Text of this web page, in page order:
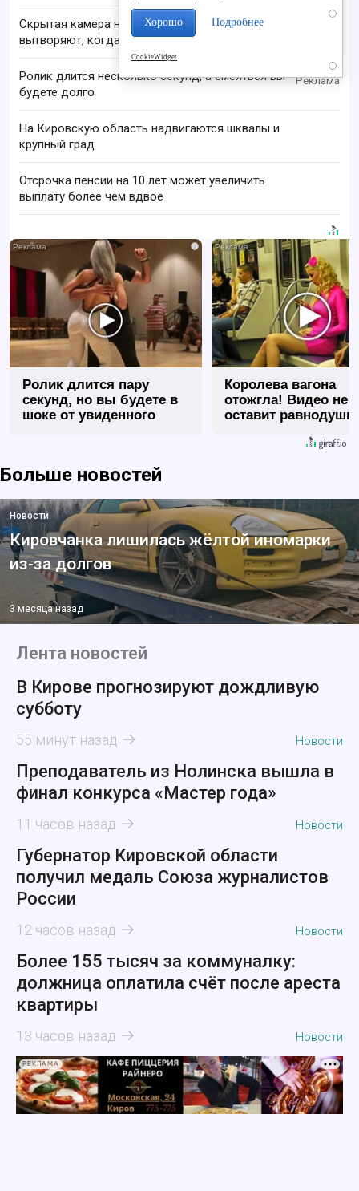
i
Скрытая камера на пляже Крыма: Что люди
вытворяют, когда их не видят...
i
Ролик длится несколько секунд, а смеяться вы
будете долго
На Кировскую область надвигаются шквалы и
крупный град
Отсрочка пенсии на 10 лет может увеличить
выплату более чем вдвое
i
Ролик длится пару
секунд, но вы будете в
шоке от увиденного
Королева вагона
отожгла! Видео не
оставит
Больше новостей
Новости
Кировчанка лишилась жёлтой иномарки
из-за долгов
3 месяца назад
Лента новостей
В Кирове прогнозируют дождливую
субботу
55 минут назад Новости
Преподаватель из Нолинска вышла в
финал конкурса «Мастер года»
11 часов назад Новости
Губернатор Кировской области
получил медаль Союза журналистов
России
12 часов назад Новости
Более 155 тысяч за коммуналку:
должница оплатила счёт после ареста
квартиры
13 часов назад Новости
РЕКЛАМА
Хорошо Подробнее
CookieWidget